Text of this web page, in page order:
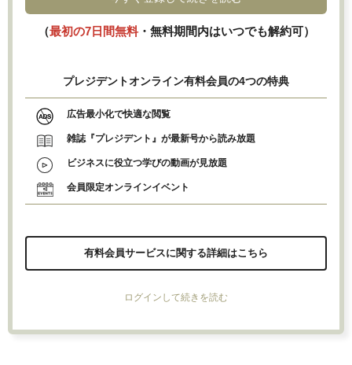
（最初の7日間無料・無料期間内はいつでも解約可）
プレジデントオンライン有料会員の4つの特典
広告最小化で快適な閲覧
雑誌『プレジデント』が最新号から読み放題
ビジネスに役立つ学びの動画が見放題
会員限定オンラインイベント
有料会員サービスに関する詳細はこちら
ログインして続きを読む